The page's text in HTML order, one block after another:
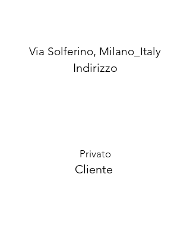
Via Solferino, Milano_Italy
Indirizzo
Privato
Cliente